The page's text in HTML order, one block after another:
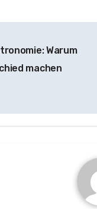
Warum
machen